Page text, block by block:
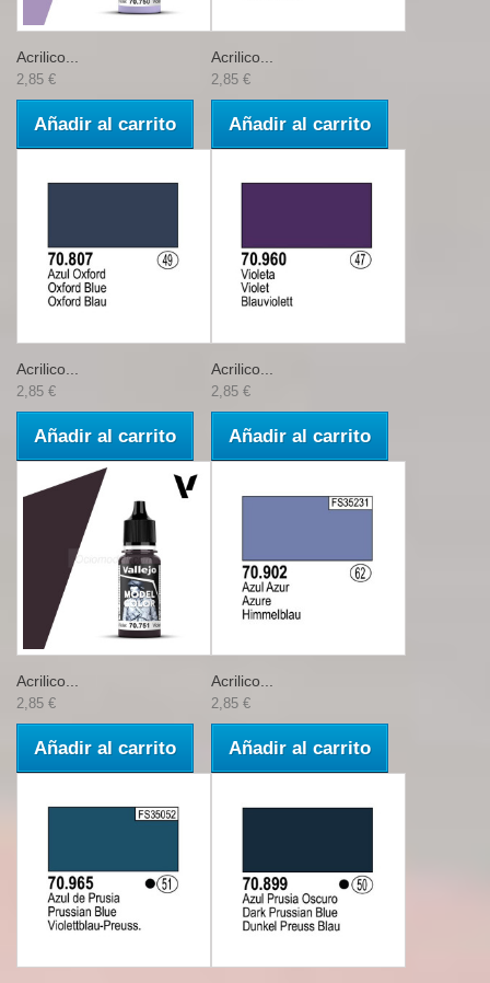
Acrilico...
2,85 €
Añadir al carrito
Acrilico...
2,85 €
Añadir al carrito
Acrilico...
2,85 €
Añadir al carrito
Acrilico...
2,85 €
Añadir al carrito
Acrilico...
2,85 €
Añadir al carrito
Acrilico...
2,85 €
Añadir al carrito